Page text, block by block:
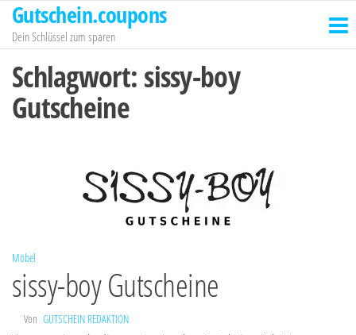
Zum
Inhalt
springen
Gutschein.coupons
Dein Schlüssel zum sparen
Schlagwort: sissy-boy
Gutscheine
Möbel
sissy-boy Gutscheine
Von GUTSCHEIN REDAKTION